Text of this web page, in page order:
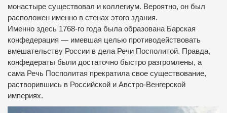
монастыре существовал и коллегиум. Вероятно, он был
расположен именно в стенах этого здания.
Именно здесь 1768-го года была образована Барская
конфедерация — имевшая целью противодействовать
вмешательству России в дела Речи Посполитой. Правда,
конфедераты были достаточно быстро разгромлены, а
сама Речь Посполитая прекратила свое существование,
растворившись в Российской и Австро-Венгерской
империях.